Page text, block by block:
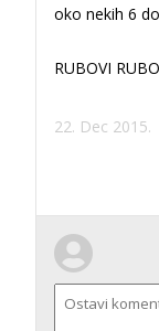
oko nekih 6
RUBOVI
22. Dec 2015.